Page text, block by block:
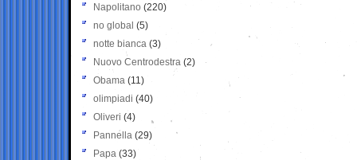
Napolitano (220)
no global (5)
notte bianca (3)
Nuovo Centrodestra (2)
Obama (11)
olimpiadi (40)
Oliveri (4)
Pannella (29)
Papa (33)